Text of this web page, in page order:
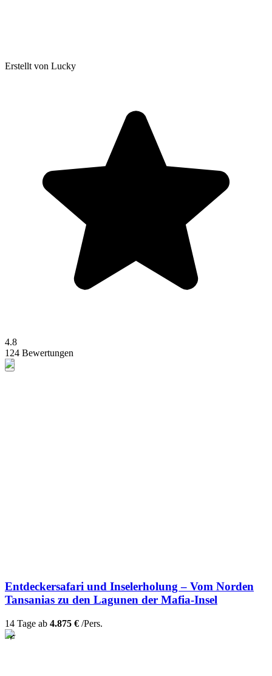
Erstellt von Lucky
4.8
124 Bewertungen
Entdeckersafari und Inselerholung – Vom Norden
Tansanias zu den Lagunen der Mafia-Insel
14 Tage ab 4.875 € /Pers.